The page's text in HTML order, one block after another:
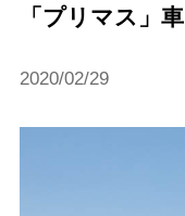
「プリマス」車
2020/02/29